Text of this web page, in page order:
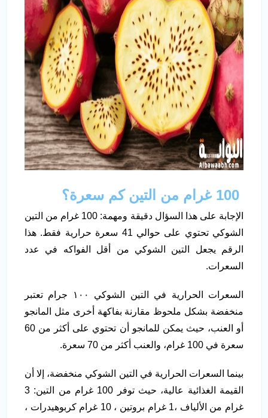
الإجابة على هذا السؤال دقيقة ومهمة: 100 غرام من التين
الشوكي تحتوي على حوالي 41 سعرة حرارية فقط. هذا
الرقم يجعل التين الشوكي من أقل الفواكه في عدد
السعرات.
السعرات الحرارية في التين الشوكي ١٠٠ جرام تعتبر
منخفضة بشكل ملحوظ مقارنة بفاكهة أخرى مثل المانجو
أو العنب، حيث يمكن للمانجو أن تحتوي على أكثر من 60
سعرة في 100 غرام، والعنب أكثر من 70 سعرة.
بينما السعرات الحرارية في التين الشوكي منخفضة، إلا أن
القيمة الغذائية عالية، حيث توفر 100 غرام من التين: 3
غرام من الألياف ،1 غرام بروتين ، 10 غرام كربوهيدرات ،